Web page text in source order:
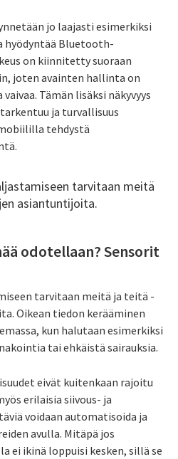
jo laajasti esimerkiksi
hyödyntää Bluetooth-
on kiinnitetty suoraan
joten avainten hallinta on
Tämän lisäksi näkyvyys
ja turvallisuus
tehdystä
tarvitaan meitä
asiantuntijoita.
odotellaan? Sensorit
tarvitaan meitä ja teitä -
Oikean tiedon kerääminen
kun halutaan esimerkiksi
tai ehkäistä sairauksia.
eivät kuitenkaan rajoitu
erilaisia siivous- ja
voidaan automatisoida ja
avulla. Mitäpä jos
ei ikinä loppuisi kesken, sillä se